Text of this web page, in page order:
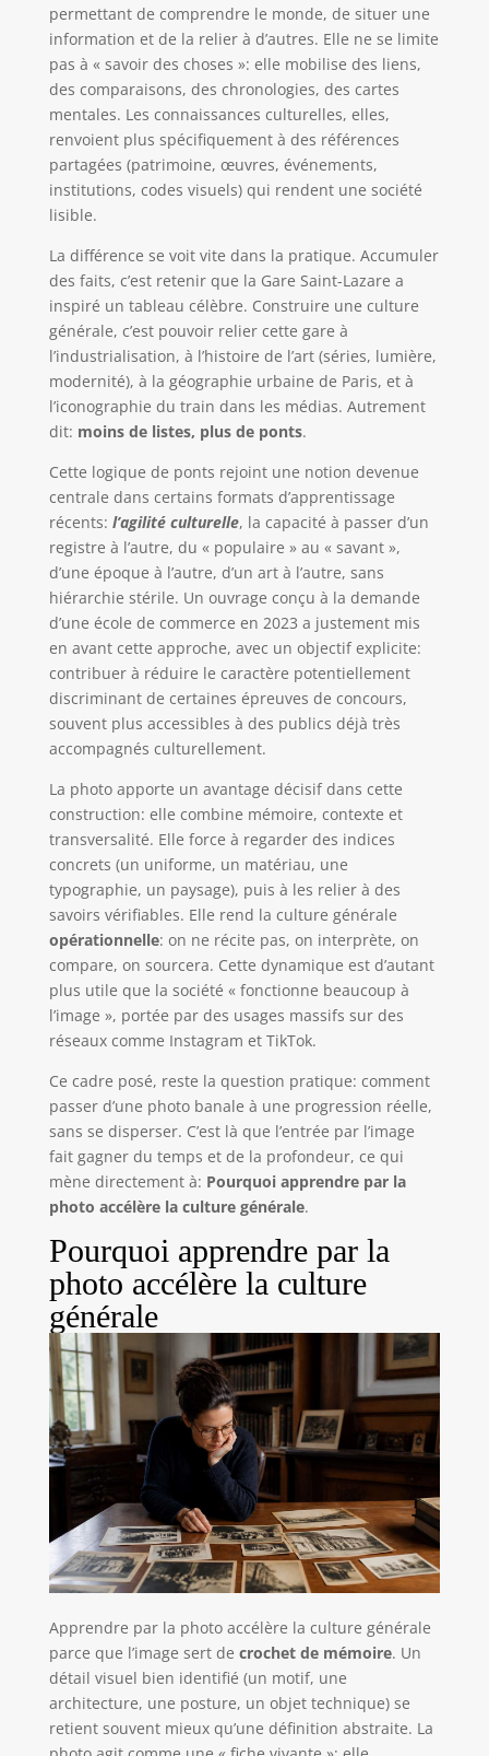
permettant de comprendre le monde, de situer une
information et de la relier à d’autres. Elle ne se limite
pas à « savoir des choses »: elle mobilise des liens,
des comparaisons, des chronologies, des cartes
mentales. Les connaissances culturelles, elles,
renvoient plus spécifiquement à des références
partagées (patrimoine, œuvres, événements,
institutions, codes visuels) qui rendent une société
lisible.
La différence se voit vite dans la pratique. Accumuler
des faits, c’est retenir que la Gare Saint-Lazare a
inspiré un tableau célèbre. Construire une culture
générale, c’est pouvoir relier cette gare à
l’industrialisation, à l’histoire de l’art (séries, lumière,
modernité), à la géographie urbaine de Paris, et à
l’iconographie du train dans les médias. Autrement
dit: moins de listes, plus de ponts.
Cette logique de ponts rejoint une notion devenue
centrale dans certains formats d’apprentissage
récents: l’agilité culturelle, la capacité à passer d’un
registre à l’autre, du « populaire » au « savant »,
d’une époque à l’autre, d’un art à l’autre, sans
hiérarchie stérile. Un ouvrage conçu à la demande
d’une école de commerce en 2023 a justement mis
en avant cette approche, avec un objectif explicite:
contribuer à réduire le caractère potentiellement
discriminant de certaines épreuves de concours,
souvent plus accessibles à des publics déjà très
accompagnés culturellement.
La photo apporte un avantage décisif dans cette
construction: elle combine mémoire, contexte et
transversalité. Elle force à regarder des indices
concrets (un uniforme, un matériau, une
typographie, un paysage), puis à les relier à des
savoirs vérifiables. Elle rend la culture générale
opérationnelle: on ne récite pas, on interprète, on
compare, on sourcera. Cette dynamique est d’autant
plus utile que la société « fonctionne beaucoup à
l’image », portée par des usages massifs sur des
réseaux comme Instagram et TikTok.
Ce cadre posé, reste la question pratique: comment
passer d’une photo banale à une progression réelle,
sans se disperser. C’est là que l’entrée par l’image
fait gagner du temps et de la profondeur, ce qui
mène directement à: Pourquoi apprendre par la
photo accélère la culture générale.
Pourquoi apprendre par la
photo accélère la culture
générale
Apprendre par la photo accélère la culture générale
parce que l’image sert de crochet de mémoire. Un
détail visuel bien identifié (un motif, une
architecture, une posture, un objet technique) se
retient souvent mieux qu’une définition abstraite. La